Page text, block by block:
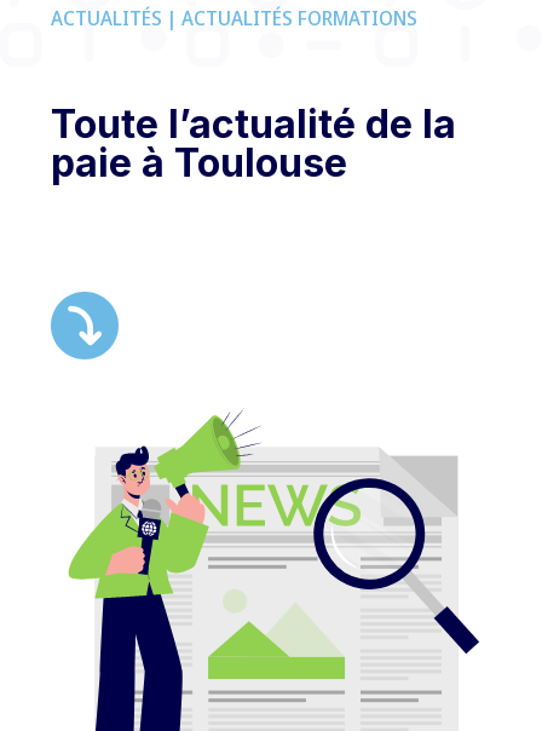
ACTUALITÉS | ACTUALITÉS FORMATIONS
Toute l’actualité de la
paie à Toulouse